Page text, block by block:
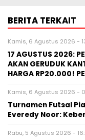
BERITA TERKAIT
Kamis, 6 Agustus 2026 -
17 AGUSTUS 2026:
AKAN GERUDUK
HARGA RP20.000!
Kamis, 6 Agustus 2026 -
Turnamen Futsal
Everedy Noor:
Rabu, 5 Agustus 2026 -